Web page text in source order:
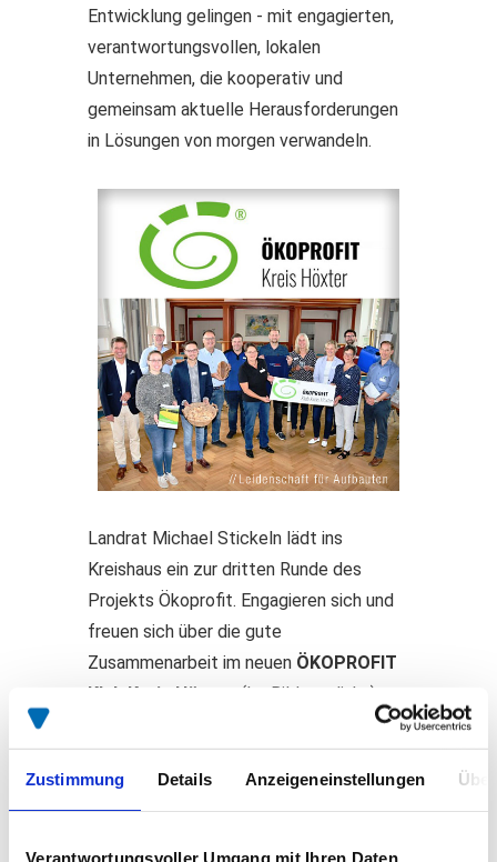
Zustimmung Details Anzeigeneinstellungen
Verantwortungsvoller Umgang mit Ihren Daten
Entwicklung gelingen - mit engagierten,
verantwortungsvollen, lokalen
Unternehmen, die kooperativ und
gemeinsam aktuelle Herausforderungen
in Lösungen von morgen verwandeln.
Landrat Michael Stickeln lädt ins
Kreishaus ein zur dritten Runde des
Projekts Ökoprofit. Engagieren sich und
freuen sich über die gute
Zusammenarbeit im neuen ÖKOPROFIT
Klub Kreis Höxter
. (Im Bild von links):
Landrat Michael Stickeln, Isabell Heising,
(Betriebshilfsdienst u.
Maschinenring)
, René Schmelter
(Goeken Backen), Jens Hoppe
(Biomasse Energie Maschinenring)